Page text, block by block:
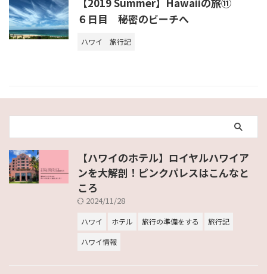
６日目 秘密のビーチへ
ハワイ 旅行記
【ハワイのホテル】ロイヤルハワイア
ンを大解剖！ピンクパレスはこんなと
ころ
2024/11/28
ハワイ ホテル 旅行の準備をする
旅行記
ハワイ情報